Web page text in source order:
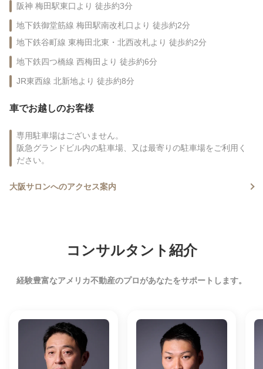
阪神 梅田駅東口より 徒歩約3分
地下鉄御堂筋線 梅田駅南改札口より 徒歩約2分
地下鉄谷町線 東梅田北東・北西改札より 徒歩約2分
地下鉄四つ橋線 西梅田より 徒歩約6分
JR東西線 北新地より 徒歩約8分
車でお越しのお客様
専用駐車場はございません。
阪急グランドビル内の駐車場、又は最寄りの駐車場をご利用く
ださい。
大阪サロンへのアクセス案内
コンサルタント紹介
経験豊富なアメリカ不動産のプロがあなたをサポートします。